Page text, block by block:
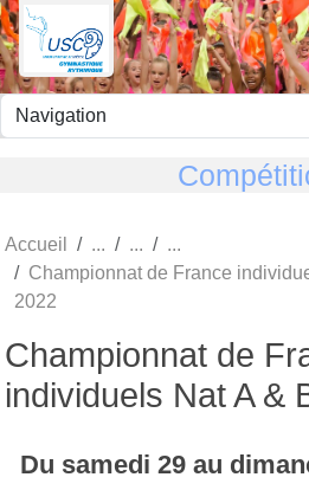
Accueil
Championnat de France
2022
Championnat de
individuels Nat A &
Du samedi 29au
Panneau de gestion des cookies